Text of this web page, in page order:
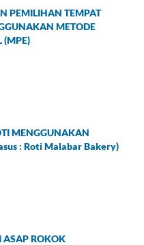
PEMILIHAN TEMPAT
METODE
(MPE)
MENGGUNAKAN
: Roti Malabar Bakery)
ASAP ROKOK